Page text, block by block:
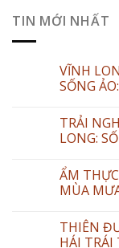
TIN MỚI NHẤT
VĨNH
SỐNG
TRẢI
LONG:
ẨM
MÙA
THIÊN
HÁI TRÁI